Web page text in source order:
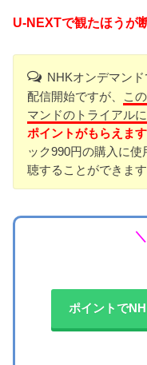
U-NEXTで観たほうが
NHKオンデマン
配信開始ですが、
こ
マンドのトライアル
ポイントがもらえま
ック990円の購入に
聴することができます
ポイントで